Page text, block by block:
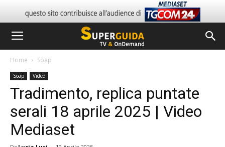
Home Soap
Soap Video
Tradimento, replica puntate
serali 18 aprile 2025 | Video
Mediaset